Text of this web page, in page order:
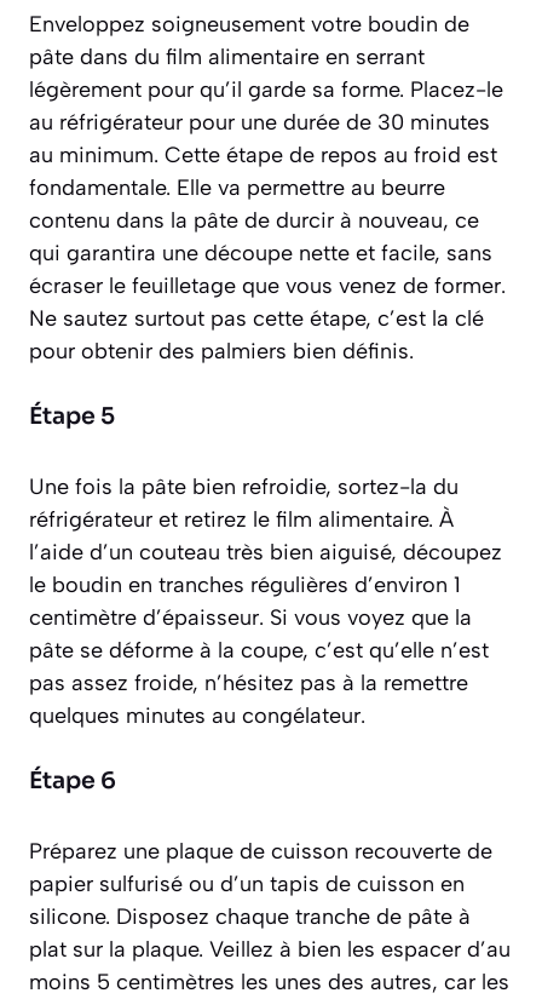
Enveloppez soigneusement votre boudin de
pâte dans du film alimentaire en serrant
légèrement pour qu’il garde sa forme. Placez-le
au réfrigérateur pour une durée de 30 minutes
au minimum. Cette étape de repos au froid est
fondamentale. Elle va permettre au beurre
contenu dans la pâte de durcir à nouveau, ce
qui garantira une découpe nette et facile, sans
écraser le feuilletage que vous venez de former.
Ne sautez surtout pas cette étape, c’est la clé
pour obtenir des palmiers bien définis.
Étape 5
Une fois la pâte bien refroidie, sortez-la du
réfrigérateur et retirez le film alimentaire. À
l’aide d’un couteau très bien aiguisé, découpez
le boudin en tranches régulières d’environ 1
centimètre d’épaisseur. Si vous voyez que la
pâte se déforme à la coupe, c’est qu’elle n’est
pas assez froide, n’hésitez pas à la remettre
quelques minutes au congélateur.
Étape 6
Préparez une plaque de cuisson recouverte de
papier sulfurisé ou d’un tapis de cuisson en
silicone. Disposez chaque tranche de pâte à
plat sur la plaque. Veillez à bien les espacer d’au
moins 5 centimètres les unes des autres, car les